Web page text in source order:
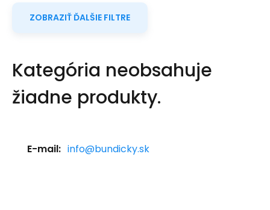
ZOBRAZIŤ ĎALŠIE FILTRE
Kategória neobsahuje
žiadne produkty.
E-mail: info@bundicky.sk